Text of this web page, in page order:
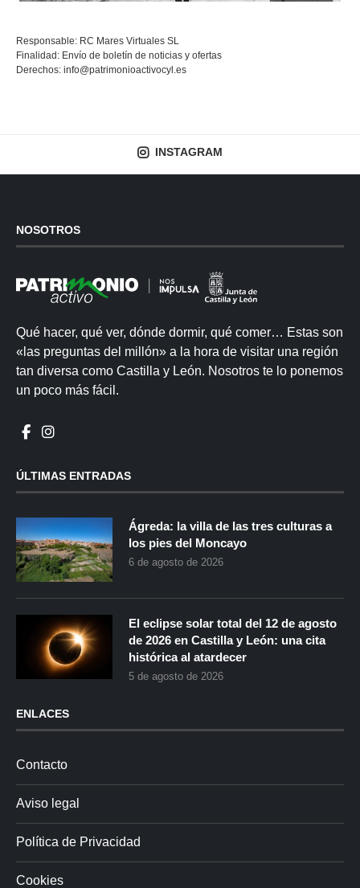
Responsable: RC Mares Virtuales SL
Finalidad: Envío de boletín de noticias y ofertas
Derechos: info@patrimonioactivocyl.es
INSTAGRAM
NOSOTROS
Qué hacer, qué ver, dónde dormir, qué comer… Estas son
«las preguntas del millón» a la hora de visitar una región
tan diversa como Castilla y León. Nosotros te lo ponemos
un poco más fácil.
ÚLTIMAS ENTRADAS
Ágreda: la villa de las tres culturas a
los pies del Moncayo
6 de agosto de 2026
El eclipse solar total del 12 de agosto
de 2026 en Castilla y León: una cita
histórica al atardecer
5 de agosto de 2026
ENLACES
Contacto
Aviso legal
Política de Privacidad
Cookies